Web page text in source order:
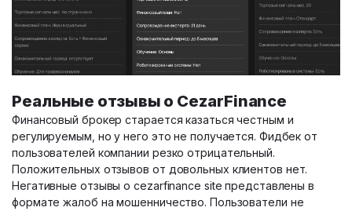
Реальные отзывы о CezarFinance
Финансовый брокер старается казаться честным и
регулируемым, но у него это не получается. Фидбек от
пользователей компании резко отрицательный.
Положительных отзывов от довольных клиентов нет.
Негативные отзывы о cezarfinance site представлены в
формате жалоб на мошенничество. Пользователи не